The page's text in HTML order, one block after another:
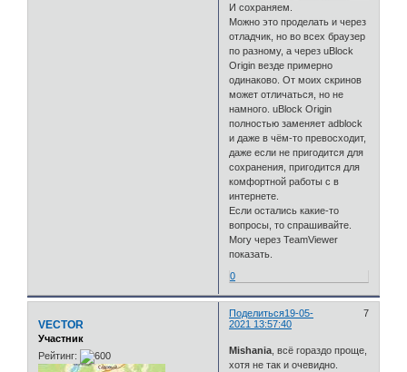
И сохраняем.
Можно это проделать и через
отладчик, но во всех браузер
по разному, а через uBlock
Origin везде примерно
одинаково. От моих скринов
может отличаться, но не
намного. uBlock Origin
полностью заменяет adblock
и даже в чём-то превосходит,
даже если не пригодится для
сохранения, пригодится для
комфортной работы с в
интернете.
Если остались какие-то
вопросы, то спрашивайте.
Могу через TeamViewer
показать.
0
Поделиться 7
19-05-
2021 13:57:40
VECTOR
Участник
Рейтинг:
Mishania , всё гораздо проще,
хотя не так и очевидно.